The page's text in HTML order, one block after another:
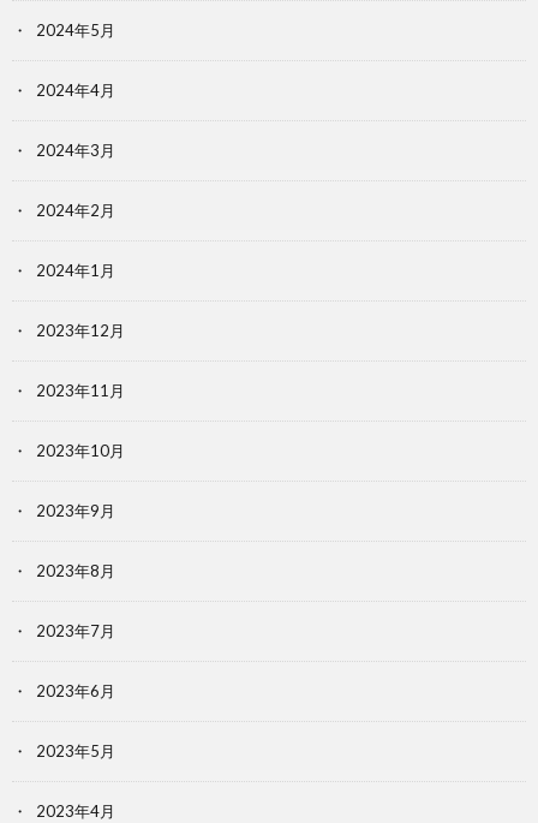
2024年5月
2024年4月
2024年3月
2024年2月
2024年1月
2023年12月
2023年11月
2023年10月
2023年9月
2023年8月
2023年7月
2023年6月
2023年5月
2023年4月